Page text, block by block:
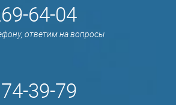
64-04
ответим на вопросы
39-79